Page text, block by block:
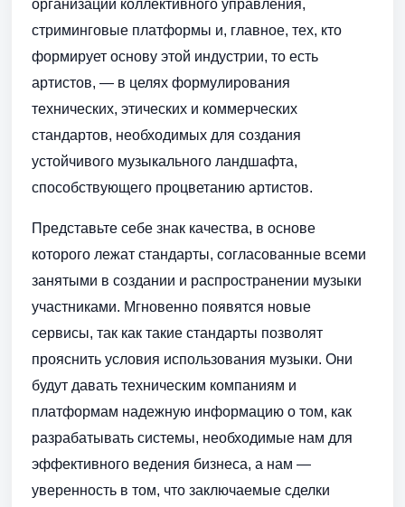
организации коллективного управления,
стриминговые платформы и, главное, тех, кто
формирует основу этой индустрии, то есть
артистов, — в целях формулирования
технических, этических и коммерческих
стандартов, необходимых для создания
устойчивого музыкального ландшафта,
способствующего процветанию артистов.
Представьте себе знак качества, в основе
которого лежат стандарты, согласованные всеми
занятыми в создании и распространении музыки
участниками. Мгновенно появятся новые
сервисы, так как такие стандарты позволят
прояснить условия использования музыки. Они
будут давать техническим компаниям и
платформам надежную информацию о том, как
разрабатывать системы, необходимые нам для
эффективного ведения бизнеса, а нам —
уверенность в том, что заключаемые сделки